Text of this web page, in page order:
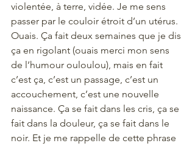
violentée, à terre, vidée. Je me sens
passer par le couloir étroit d’un utérus.
Ouais. Ça fait deux semaines que je dis
ça en rigolant (ouais merci mon sens
de l’humour ouloulou), mais en fait
c’est ça, c’est un passage, c’est un
accouchement, c’est une nouvelle
naissance. Ça se fait dans les cris, ça se
fait dans la douleur, ça se fait dans le
noir. Et je me rappelle de cette phrase